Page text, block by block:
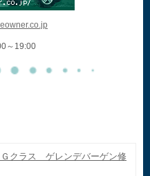
～19:00
クラス ゲレンデバーゲン修